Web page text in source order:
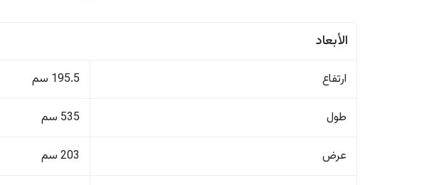
الأبعاد
ارتفاع 195.5 سم
طول 535 سم
عرض 203 سم